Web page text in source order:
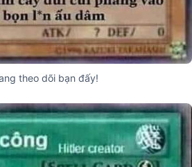
theo dõi bạn đấy!